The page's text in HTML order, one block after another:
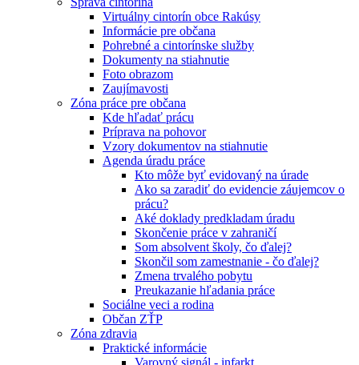
Virtuálny cintorín obce Rakúsy
Informácie pre občana
Pohrebné a cintorínske služby
Dokumenty na stiahnutie
Foto obrazom
Zaujímavosti
Zóna práce pre občana
Kde hľadať prácu
Príprava na pohovor
Vzory dokumentov na stiahnutie
Agenda úradu práce
Kto môže byť evidovaný na úrade
Ako sa zaradiť do evidencie záujemcov o
prácu?
Aké doklady predkladam úradu
Skončenie práce v zahraničí
Som absolvent školy, čo ďalej?
Skončil som zamestnanie - čo ďalej?
Zmena trvalého pobytu
Preukazanie hľadania práce
Sociálne veci a rodina
Občan ZŤP
Zóna zdravia
Praktické informácie
Varovný signál - infarkt